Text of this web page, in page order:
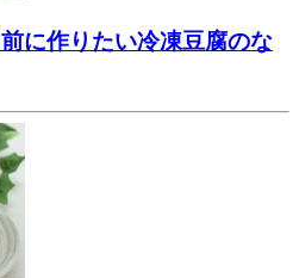
に作りたい冷凍豆腐のな